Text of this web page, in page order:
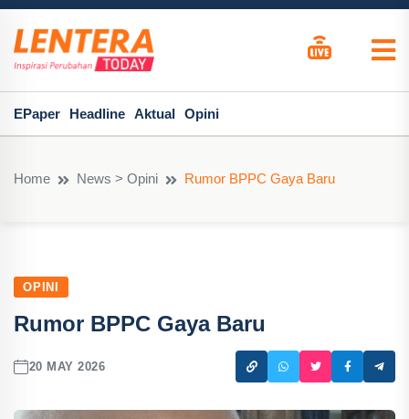
EPaper Headline Aktual Opini
Home News > Opini Rumor BPPC Gaya Baru
OPINI
Rumor BPPC Gaya Baru
20 MAY 2026